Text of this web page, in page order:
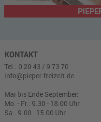
KONTAKT
Tel.: 0 20 43 / 9 73 70
info@pieper-freizeit.de
Mai bis Ende September:
Mo. - Fr.: 9.30 - 18.00 Uhr
Sa.: 9.00 - 15.00 Uhr